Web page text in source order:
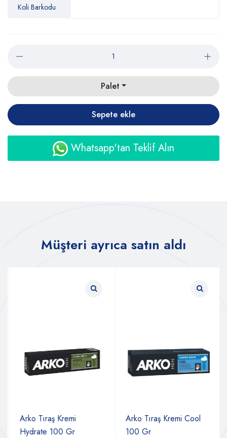
Koli Barkodu
Palet
Sepete ekle
Whatsapp'tan Teklif Alın
Müşteri ayrıca satın aldı
Arko Tıraş Kremi
Hydrate 100 Gr
Arko Tıraş Kremi Cool
100 Gr